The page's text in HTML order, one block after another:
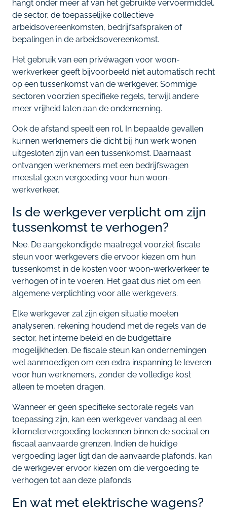
hangt onder meer af van het gebruikte vervoermiddel,
de sector, de toepasselijke collectieve
arbeidsovereenkomsten, bedrijfsafspraken of
bepalingen in de arbeidsovereenkomst.
Het gebruik van een privéwagen voor woon-
werkverkeer geeft bijvoorbeeld niet automatisch recht
op een tussenkomst van de werkgever. Sommige
sectoren voorzien specifieke regels, terwijl andere
meer vrijheid laten aan de onderneming.
Ook de afstand speelt een rol. In bepaalde gevallen
kunnen werknemers die dicht bij hun werk wonen
uitgesloten zijn van een tussenkomst. Daarnaast
ontvangen werknemers met een bedrijfswagen
meestal geen vergoeding voor hun woon-
werkverkeer.
Is de werkgever verplicht om zijn
tussenkomst te verhogen?
Nee. De aangekondigde maatregel voorziet fiscale
steun voor werkgevers die ervoor kiezen om hun
tussenkomst in de kosten voor woon-werkverkeer te
verhogen of in te voeren. Het gaat dus niet om een
algemene verplichting voor alle werkgevers.
Elke werkgever zal zijn eigen situatie moeten
analyseren, rekening houdend met de regels van de
sector, het interne beleid en de budgettaire
mogelijkheden. De fiscale steun kan ondernemingen
wel aanmoedigen om een extra inspanning te leveren
voor hun werknemers, zonder de volledige kost
alleen te moeten dragen.
Wanneer er geen specifieke sectorale regels van
toepassing zijn, kan een werkgever vandaag al een
kilometervergoeding toekennen binnen de sociaal en
fiscaal aanvaarde grenzen. Indien de huidige
vergoeding lager ligt dan de aanvaarde plafonds, kan
de werkgever ervoor kiezen om die vergoeding te
verhogen tot aan deze plafonds.
En wat met elektrische wagens?